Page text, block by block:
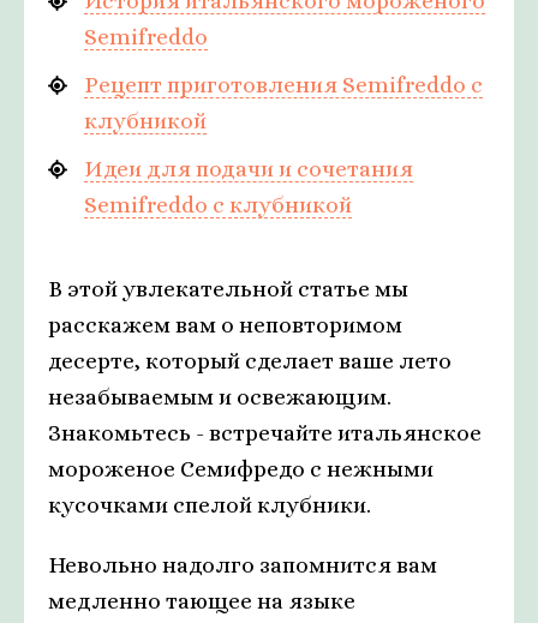
Semifreddo
Рецепт приготовления Semifreddo с
клубникой
Идеи для подачи и сочетания
Semifreddo с клубникой
В этой увлекательной статье мы
расскажем вам о неповторимом
десерте, который сделает ваше лето
незабываемым и освежающим.
Знакомьтесь - встречайте итальянское
мороженое Семифредо с нежными
кусочками спелой клубники.
Невольно надолго запомнится вам
медленно тающее на языке